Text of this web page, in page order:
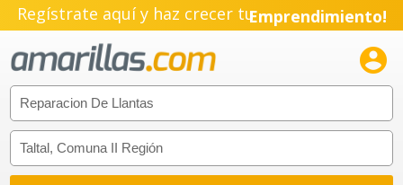
Regístrate aquí y haz crecer tuEmprendimiento!
